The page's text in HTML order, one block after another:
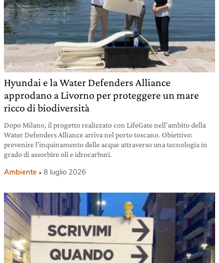
Hyundai e la Water Defenders Alliance
approdano a Livorno per proteggere un mare
ricco di biodiversità
Dopo Milano, il progetto realizzato con LifeGate nell’ambito della
Water Defenders Alliance arriva nel porto toscano. Obiettivo:
prevenire l’inquinamento delle acque attraverso una tecnologia in
grado di assorbire oli e idrocarburi.
Ambiente 8 luglio 2026